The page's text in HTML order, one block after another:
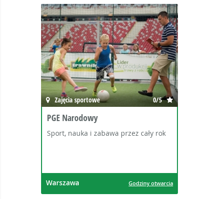
Zajęcia sportowe 0/5
PGE Narodowy
Sport, nauka i zabawa przez cały rok
Warszawa Godziny otwarcia